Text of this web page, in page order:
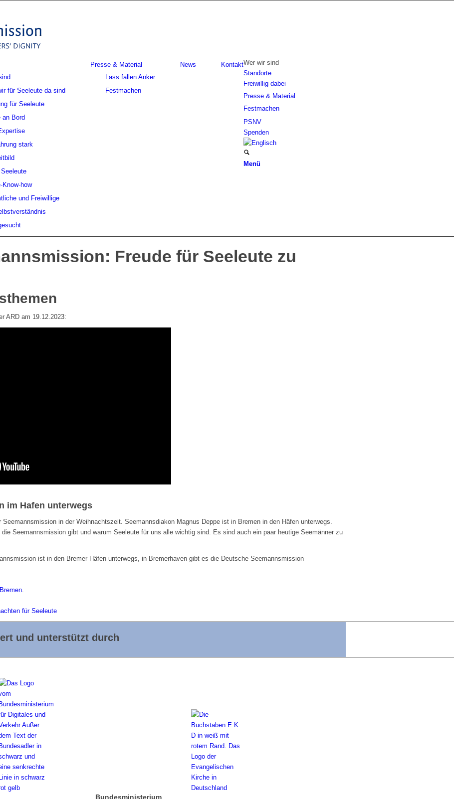
Wer wir sind
für Seeleute da sind
für Seeleute
an Bord
stark
Know-how
und Freiwillige
Presse & Material
Lass fallen Anker
Festmachen
News
Kontakt
Standorte
Freiwillig dabei
Presse & Material
Festmachen
PSNV
Spenden
Menü
Freude für Seeleute zu
ARD am 19.12.2023:
im Hafen unterwegs
in der Weihnachtszeit. Seemannsdiakon Magnus Deppe ist in Bremen in den Häfen unterwegs.
Seemannsmission gibt und warum Seeleute für uns alle wichtig sind. Es sind auch ein paar heutige Seemänner zu
ist in den Bremer Häfen unterwegs, in Bremerhaven gibt es die Deutsche Seemannsmission
Bremen
für Seeleute
und unterstützt durch
Bundesministerium